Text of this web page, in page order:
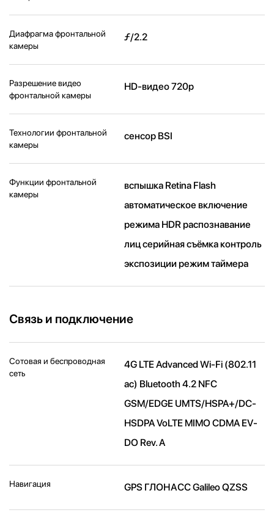
Диафрагма фронтальной
камеры
ƒ/2.2
Разрешение видео
фронтальной камеры
HD-видео 720p
Технологии фронтальной
камеры
сенсор BSI
Функции фронтальной
камеры
вспышка Retina Flash
автоматическое включение
режима HDR распознавание
лиц серийная съëмка контроль
экспозиции режим таймера
Связь и подключение
Сотовая и беспроводная
сеть
4G LTE Advanced Wi-Fi (802.11​
ac) Bluetooth 4.2 NFC
GSM/EDGE UMTS/​HSPA+/​DC-
HSDPA VoLTE MIMO CDMA EV-
DO Rev. A
Навигация GPS ГЛОНАСС Galileo QZSS